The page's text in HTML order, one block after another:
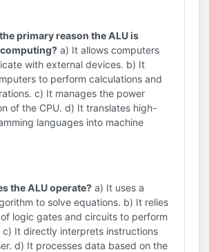
primary reason the ALU is
a) It allows computers
with external devices. b) It
to perform calculations and
c) It manages the power
of the CPU. d) It translates high-
languages into machine
the ALU operate? a) It uses a
to solve equations. b) It relies
logic gates and circuits to perform
c) It directly interprets instructions
d) It processes data based on the